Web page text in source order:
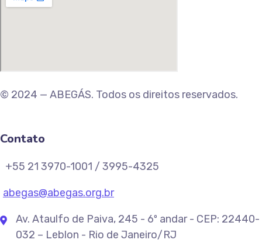
© 2024 — ABEGÁS. Todos os direitos reservados.
Contato
+55 21 3970-1001 / 3995-4325
abegas@abegas.org.br
Av. Ataulfo de Paiva, 245 - 6º andar - CEP: 22440-
032 – Leblon - Rio de Janeiro/RJ